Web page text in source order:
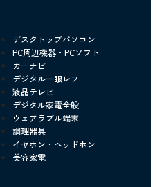
デスクトップパソコン
PC周辺機器・PCソフト
カーナビ
デジタル一眼レフ
液晶テレビ
デジタル家電全般
ウェアラブル端末
調理器具
イヤホン・ヘッドホン
美容家電